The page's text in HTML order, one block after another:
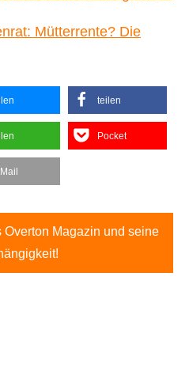
Mütterrente? Die
teilen
Pocket
Overton Magazin und seine